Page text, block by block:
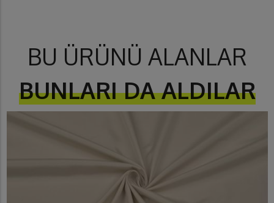
BU ÜRÜNÜ ALANLAR
BUNLARI DA ALDILAR